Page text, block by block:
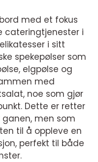
med et fokus
cateringtjenester i
i sitt
spekepølser som
elgpølse og
med
noe som gjør
Dette er retter
men som
til å oppleve en
perfekt til både